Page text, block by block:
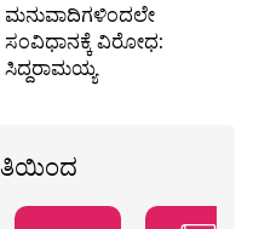
ಮನುವಾದಿಗಳಿಂದಲೇ
ಸಂವಿಧಾನಕ್ಕೆ ವಿರೋಧ:
ಸಿದ್ದರಾಮಯ್ಯ